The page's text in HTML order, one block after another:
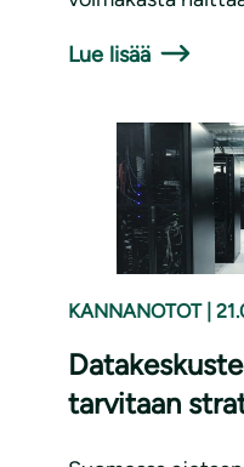
Lue lisää
KANNANOTOT
tarvitaan